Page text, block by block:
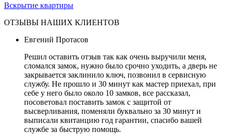
Вскрытие квартиры
ОТЗЫВЫ НАШИХ КЛИЕНТОВ
Евгений Протасов
Решил оставить отзыв так как очень выручили меня,
сломался замок, нужно было срочно уходить, а дверь не
закрывается заклинило ключ, позвонил в сервисную
службу. Не прошло и 30 минут как мастер приехал, при
себе у него было около 10 замков, все рассказал,
посоветовал поставить замок с защитой от
высверливания, поменяли буквально за 30 минут и
выписали квитанцию год гарантии, спасибо вашей
службе за быструю помощь.